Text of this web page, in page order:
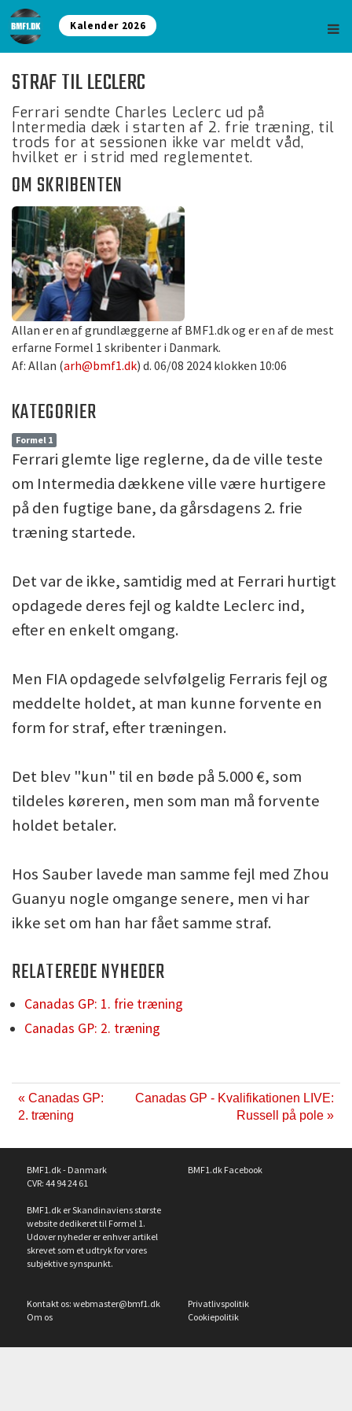
Kalender 2026
STRAF TIL LECLERC
Ferrari sendte Charles Leclerc ud på
Intermedia dæk i starten af 2. frie træning, til
trods for at sessionen ikke var meldt våd,
hvilket er i strid med reglementet.
OM SKRIBENTEN
Allan er en af grundlæggerne af BMF1.dk og er en af de mest
erfarne Formel 1 skribenter i Danmark.
Af: Allan (arh@bmf1.dk) d. 06/08 2024 klokken 10:06
KATEGORIER
Formel 1
Ferrari glemte lige reglerne, da de ville teste
om Intermedia dækkene ville være hurtigere
på den fugtige bane, da gårsdagens 2. frie
træning startede.
Det var de ikke, samtidig med at Ferrari hurtigt
opdagede deres fejl og kaldte Leclerc ind,
efter en enkelt omgang.
Men FIA opdagede selvfølgelig Ferraris fejl og
meddelte holdet, at man kunne forvente en
form for straf, efter træningen.
Det blev "kun" til en bøde på 5.000 €, som
tildeles køreren, men som man må forvente
holdet betaler.
Hos Sauber lavede man samme fejl med Zhou
Guanyu nogle omgange senere, men vi har
ikke set om han har fået samme straf.
RELATEREDE NYHEDER
Canadas GP: 1. frie træning
Canadas GP: 2. træning
« Canadas GP:
2. træning
Canadas GP - Kvalifikationen LIVE:
Russell på pole »
BMF1.dk - Danmark
CVR: 44 94 24 61
BMF1.dk er Skandinaviens største
website dedikeret til Formel 1.
Udover nyheder er enhver artikel
skrevet som et udtryk for vores
subjektive synspunkt.
BMF1.dk Facebook
Kontakt os: webmaster@bmf1.dk
Om os
Privatlivspolitik
Cookiepolitik